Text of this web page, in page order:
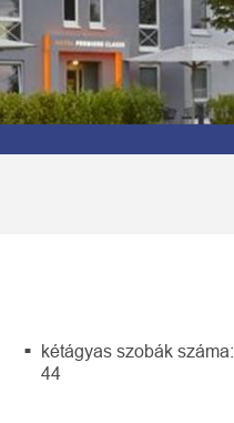
kétágyas szobák száma:
44